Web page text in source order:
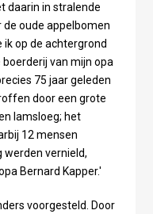
daarin in stralende
de oude appelbomen
op de achtergrond
van mijn opa
75 jaar geleden
door een grote
lamsloeg; het
12 mensen
werden vernield,
Bernard Kapper.'
voorgesteld. Door